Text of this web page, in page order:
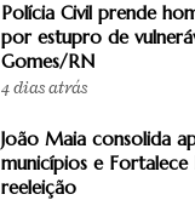
Polícia Civil prende
por estupro de
Gomes/RN
4 dias atrás
João Maia consolida
municípios e Fortalece
reeleição